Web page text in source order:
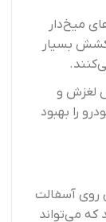
میخ‌دار
کشش بسیار
لغزش و
را بهبود
روی آسفالت
می‌تواند